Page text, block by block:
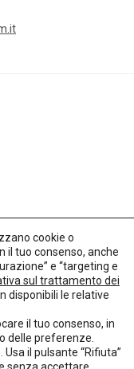
cookie o
il tuo consenso, anche
e “targeting e
sul trattamento dei
disponibili le relative
il tuo consenso, in
delle preferenze.
il pulsante “Rifiuta”